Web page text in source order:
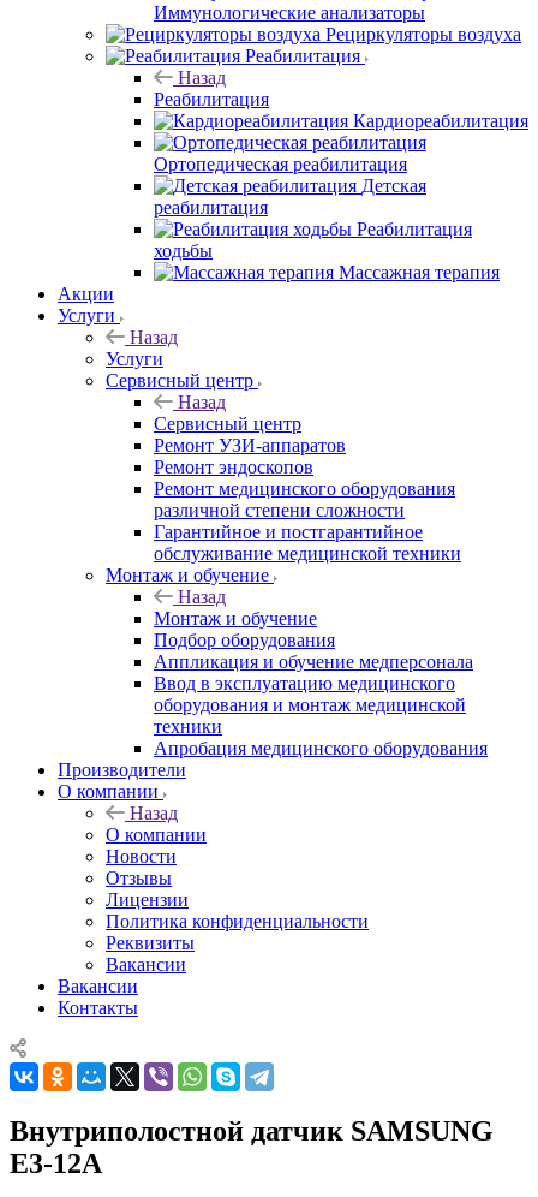
Иммунологические анализаторы
Рециркуляторы воздуха
Реабилитация
Назад
Реабилитация
Кардиореабилитация
Ортопедическая реабилитация
Детская
реабилитация
Реабилитация
ходьбы
Массажная терапия
Акции
Услуги
Назад
Услуги
Сервисный центр
Назад
Сервисный центр
Ремонт УЗИ-аппаратов
Ремонт эндоскопов
Ремонт медицинского оборудования
различной степени сложности
Гарантийное и постгарантийное
обслуживание медицинской техники
Монтаж и обучение
Назад
Монтаж и обучение
Подбор оборудования
Аппликация и обучение медперсонала
Ввод в эксплуатацию медицинского
оборудования и монтаж медицинской
техники
Апробация медицинского оборудования
Производители
О компании
Назад
О компании
Новости
Отзывы
Лицензии
Политика конфиденциальности
Реквизиты
Вакансии
Вакансии
Контакты
Внутриполостной датчик SAMSUNG
E3-12A